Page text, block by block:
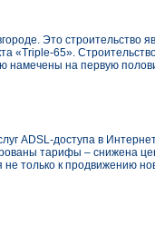
Это строительство
«Triple-65».
намечены на первую
ADSL-доступа в
тарифы – снижена
только к продвижению